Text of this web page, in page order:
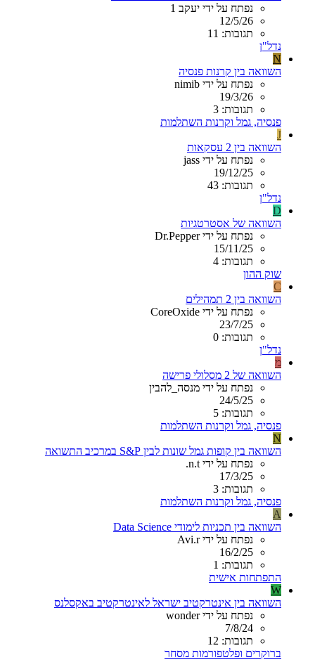
נפתח על ידי יעקב 1
12/5/26
תגובות: 11
נדל"ן
N
השוואה בין קרנות פנסיה
נפתח על ידי nimib
19/3/26
תגובות: 3
פנסיה, גמל וקרנות השתלמות
J
השוואה בין 2 עסקאות
נפתח על ידי jass
19/12/25
תגובות: 43
נדל"ן
D
השוואה של אסטרטגיות
נפתח על ידי Dr.Pepper
15/11/25
תגובות: 4
שוק ההון
C
השוואה בין 2 תמהילים
נפתח על ידי CoreOxide
23/7/25
תגובות: 0
נדל"ן
מ
השוואה של 2 מסלולי פרישה
נפתח על ידי מנסה_להבין
24/5/25
תגובות: 5
פנסיה, גמל וקרנות השתלמות
N
השוואה בין קופות גמל שונות לבין S&P במרכיב התשואה
נפתח על ידי n.t.
17/3/25
תגובות: 3
פנסיה, גמל וקרנות השתלמות
A
השוואה בין תכניות לימודי Data Science
נפתח על ידי Avi.r
16/2/25
תגובות: 1
התפתחות אישית
W
השוואה בין אינטרקטיב ישראל לאינטרקטיב באקסלנס
נפתח על ידי wonder
7/8/24
תגובות: 12
ברוקרים ופלטפורמות מסחר